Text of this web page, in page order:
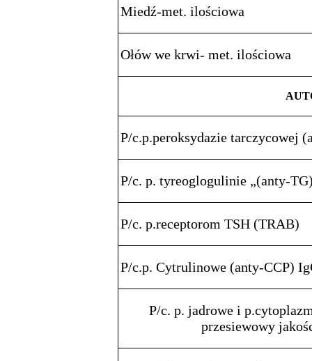
Miedź-met. ilościowa
Ołów we krwi- met. ilościowa
P/c.p.peroksydazie tarczycowej
P/c. p. tyreoglogulinie „(anty-
P/c. p.receptorom TSH (TRAB)
P/c.p. Cytrulinowe (anty-CCP)
P/c. p. jadrowe i
przesiewowy